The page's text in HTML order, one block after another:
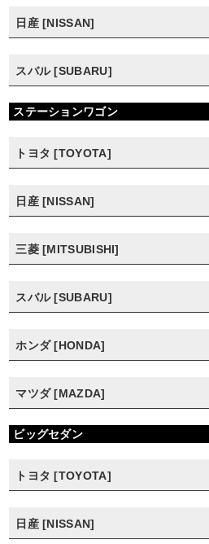
日産 [NISSAN]
スバル [SUBARU]
ステーションワゴン
トヨタ [TOYOTA]
日産 [NISSAN]
三菱 [MITSUBISHI]
スバル [SUBARU]
ホンダ [HONDA]
マツダ [MAZDA]
ビッグセダン
トヨタ [TOYOTA]
日産 [NISSAN]